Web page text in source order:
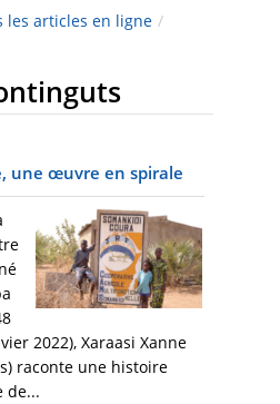
les articles en ligne /
une œuvre en spirale
2022), Xaraasi Xanne
raconte une histoire
de...